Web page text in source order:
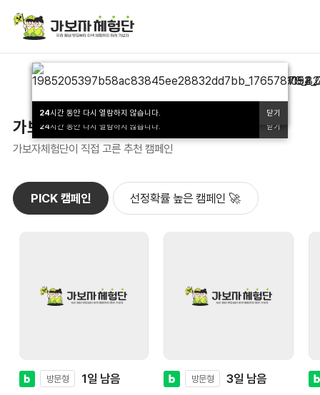
24시간 동안 다시 열람하지 않습니다. 닫기
24시간 동안 다시 열람하지 않습니다. 닫기
24시간 동안 다시 열람하지 않습니다. 닫기
가보자’s PICK
가보자체험단이 직접 고른 추천 캠페인
PICK 캠페인 선정확률 높은 캠페인 🚀
방문형
1일 남음
방문형
3일 남음